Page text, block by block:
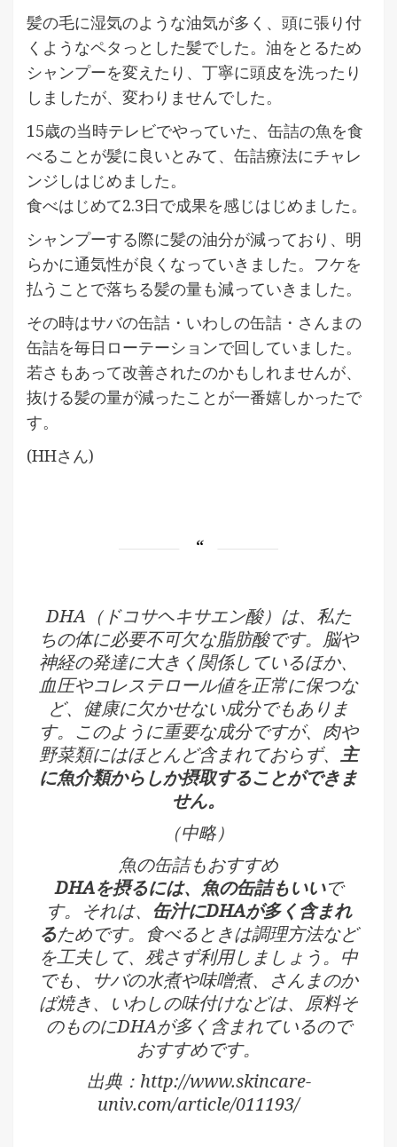
髪の毛に湿気のような油気が多く、頭に張り付
くようなペタっとした髪でした。油をとるため
シャンプーを変えたり、丁寧に頭皮を洗ったり
しましたが、変わりませんでした。
15歳の当時テレビでやっていた、缶詰の魚を食
べることが髪に良いとみて、缶詰療法にチャレ
ンジしはじめました。
食べはじめて2.3日で成果を感じはじめました。
シャンプーする際に髪の油分が減っており、明
らかに通気性が良くなっていきました。フケを
払うことで落ちる髪の量も減っていきました。
その時はサバの缶詰・いわしの缶詰・さんまの
缶詰を毎日ローテーションで回していました。
若さもあって改善されたのかもしれませんが、
抜ける髪の量が減ったことが一番嬉しかったで
す。
(HHさん)
DHA（ドコサヘキサエン酸）は、私た
ちの体に必要不可欠な脂肪酸です。脳や
神経の発達に大きく関係しているほか、
血圧やコレステロール値を正常に保つな
ど、健康に欠かせない成分でもありま
す。このように重要な成分ですが、肉や
野菜類にはほとんど含まれておらず、 主
に魚介類からしか摂取することができま
せん。
（中略）
魚の缶詰もおすすめ
DHAを摂るには、魚の缶詰もいいで
す。それは、 缶汁にDHAが多く含まれ
るためです。食べるときは調理方法など
を工夫して、残さず利用しましょう。中
でも、サバの水煮や味噌煮、さんまのか
ば焼き、いわしの味付けなどは、原料そ
のものにDHAが多く含まれているので
おすすめです。
出典：http://www.skincare-
univ.com/article/011193/